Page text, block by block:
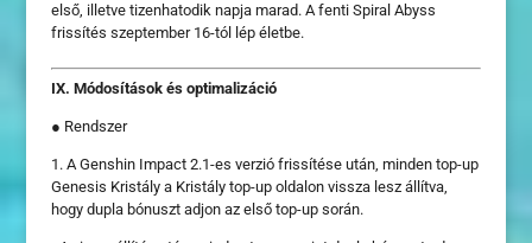
első, illetve tizenhatodik napja marad. A fenti Spiral Abyss
frissítés szeptember 16-tól lép életbe.
IX. Módosítások és optimalizáció
● Rendszer
1. A Genshin Impact 2.1-es verzió frissítése után, minden top-up
Genesis Kristály a Kristály top-up oldalon vissza lesz állítva,
hogy dupla bónuszt adjon az első top-up során.